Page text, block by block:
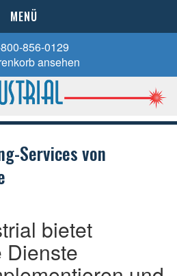
856-0129
ansehen
Services von
bietet
Dienste
MENÜ